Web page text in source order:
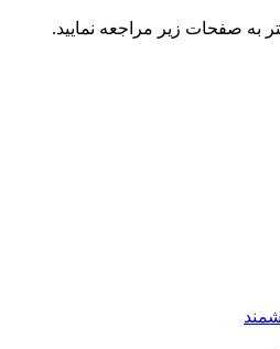
صفحات زیر مراجعه نمایید.